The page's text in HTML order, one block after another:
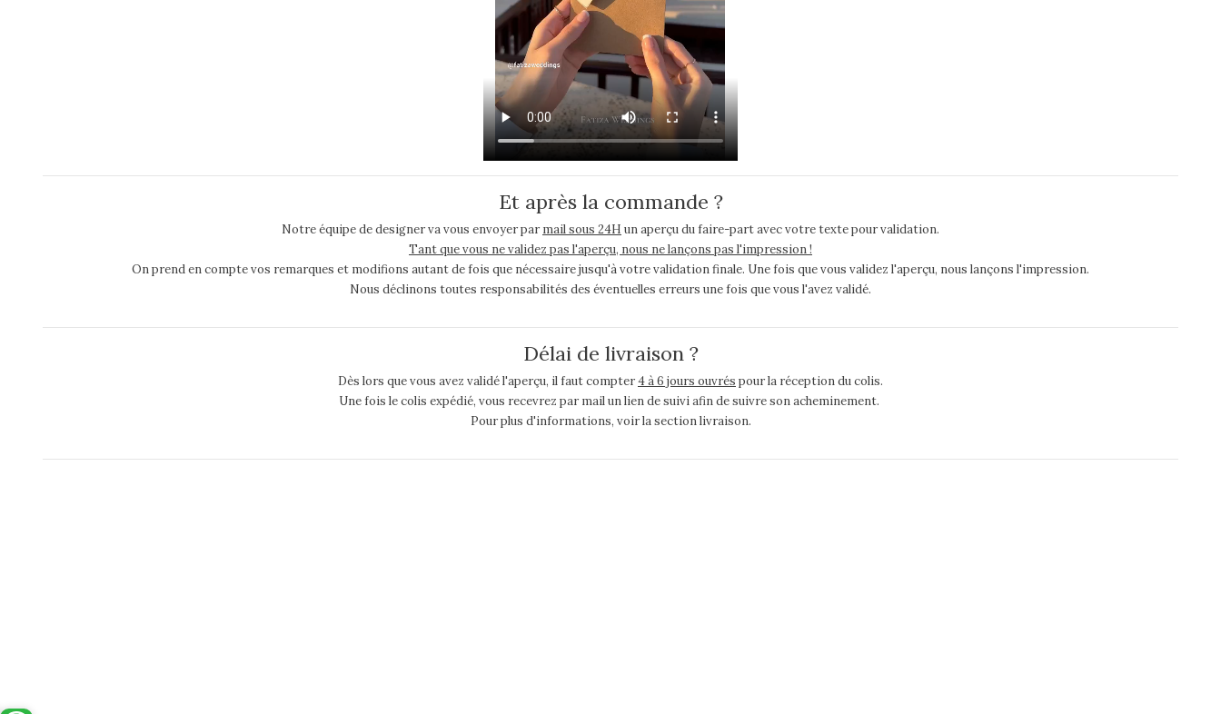
Et après la commande ?
Notre équipe de designer va vous envoyer par mail sous 24H un aperçu du faire-part avec votre texte pour validation.
Tant que vous ne validez pas l'aperçu, nous ne lançons pas l'impression !
On prend en compte vos remarques et modifions autant de fois que nécessaire jusqu'à votre validation finale. Une fois que vous validez l'aperçu, nous lançons l'impression.
Nous déclinons toutes responsabilités des éventuelles erreurs une fois que vous l'avez validé.
Délai de livraison ?
Dès lors que vous avez validé l'aperçu, il faut compter4 à 6 jours ouvrés pour la réception du colis.
Une fois le colis expédié, vous recevrez par mail un lien de suivi afin de suivre son acheminement.
Pour plus d'informations, voir la section livraison.